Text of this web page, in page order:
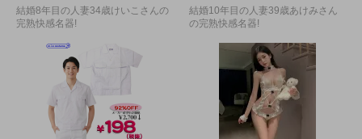
結婚8年目の人妻34歳けいこさんの
完熟快感名器!
結婚10年目の人妻39歳あけみさん
の完熟快感名器!